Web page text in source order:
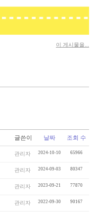
이 게시물을...
글쓴이 날짜 조회 수
관리자 2024-10-10 65966
관리자 2024-09-03 80347
관리자 2023-09-21 77870
관리자 2022-09-30 90167